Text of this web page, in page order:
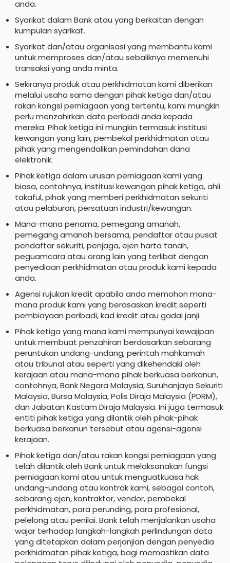
anda.
Syarikat dalam Bank atau yang berkaitan dengan
kumpulan syarikat.
Syarikat dan/atau organisasi yang membantu kami
untuk memproses dan/atau sebaliknya memenuhi
transaksi yang anda minta.
Sekiranya produk atau perkhidmatan kami diberikan
melalui usaha sama dengan pihak ketiga dan/atau
rakan kongsi perniagaan yang tertentu, kami mungkin
perlu menzahirkan data peribadi anda kepada
mereka. Pihak ketiga ini mungkin termasuk institusi
kewangan yang lain, pembekal perkhidmatan atau
pihak yang mengendalikan pemindahan dana
elektronik.
Pihak ketiga dalam urusan perniagaan kami yang
biasa, contohnya, institusi kewangan pihak ketiga, ahli
takaful, pihak yang memberi perkhidmatan sekuriti
atau pelaburan, persatuan industri/kewangan.
Mana-mana penama, pemegang amanah,
pemegang amanah bersama, pendaftar atau pusat
pendaftar sekuriti, penjaga, ejen harta tanah,
peguamcara atau orang lain yang terlibat dengan
penyediaan perkhidmatan atau produk kami kepada
anda.
Agensi rujukan kredit apabila anda memohon mana-
mana produk kami yang berasaskan kredit seperti
pembiayaan peribadi, kad kredit atau gadai janji.
Pihak ketiga yang mana kami mempunyai kewajipan
untuk membuat penzahiran berdasarkan sebarang
peruntukan undang-undang, perintah mahkamah
atau tribunal atau seperti yang dikehendaki oleh
kerajaan atau mana-mana pihak berkuasa berkanun,
contohnya, Bank Negara Malaysia, Suruhanjaya Sekuriti
Malaysia, Bursa Malaysia, Polis Diraja Malaysia (PDRM),
dan Jabatan Kastam Diraja Malaysia. Ini juga termasuk
entiti pihak ketiga yang dilantik oleh pihak-pihak
berkuasa berkanun tersebut atau agensi-agensi
kerajaan.
Pihak ketiga dan/atau rakan kongsi perniagaan yang
telah dilantik oleh Bank untuk melaksanakan fungsi
perniagaan kami atau untuk menguatkuasa hak
undang-undang atau kontrak kami, sebagai contoh,
sebarang ejen, kontraktor, vendor, pembekal
perkhidmatan, para perunding, para profesional,
pelelong atau penilai. Bank telah menjalankan usaha
wajar terhadap langkah-langkah perlindungan data
yang ditetapkan dalam perjanjian dengan penyedia
perkhidmatan pihak ketiga, bagi memastikan data